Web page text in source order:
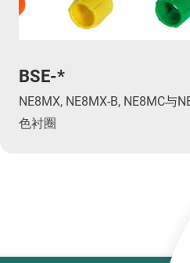
BSE-*
NE8MX, NE8MX-B, NE8MC与
色衬圈